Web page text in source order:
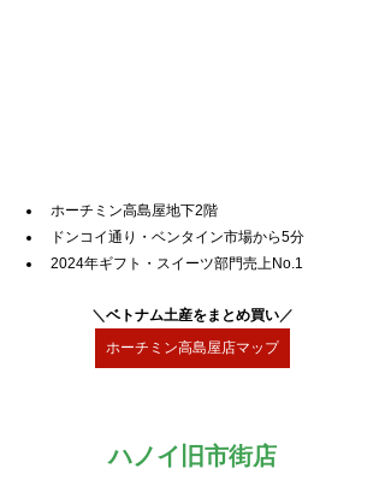
ホーチミン高島屋地下2階
ドンコイ通り・ベンタイン市場から5分
2024年ギフト・スイーツ部門売上No.1
＼ベトナム土産をまとめ買い／
ホーチミン高島屋店マップ
ハノイ旧市街店